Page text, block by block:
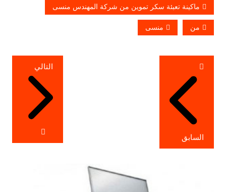
ماكينة تعبئة سكر تموين من شركة المهندس منسى
من منسى
تصفّح
المقالات
السابق
التالي